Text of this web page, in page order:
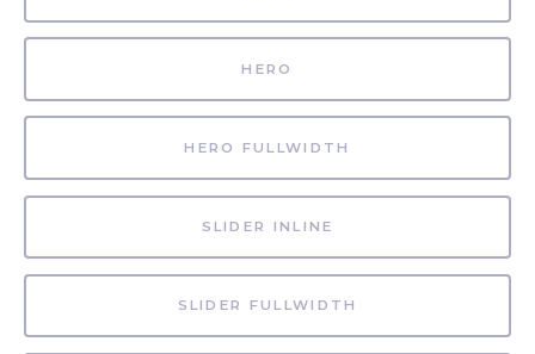
HERO
HERO FULLWIDTH
SLIDER INLINE
SLIDER FULLWIDTH